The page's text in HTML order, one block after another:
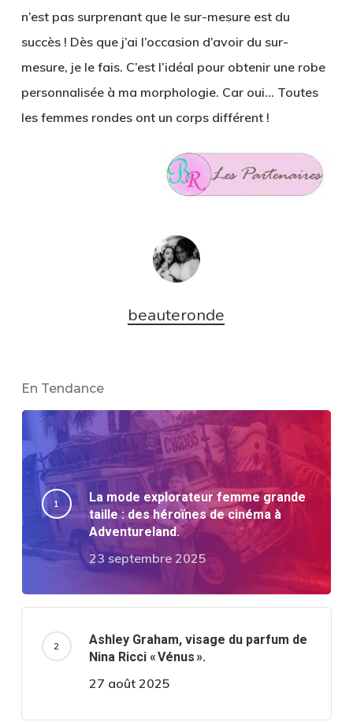
n’est pas surprenant que le sur-mesure est du
succès ! Dès que j’ai l’occasion d’avoir du sur-
mesure, je le fais. C’est l’idéal pour obtenir une robe
personnalisée à ma morphologie. Car oui… Toutes
les femmes rondes ont un corps différent !
beauteronde
En Tendance
La mode explorateur femme grande
taille : des héroïnes de cinéma à
Adventureland.
23 septembre 2025
Ashley Graham, visage du parfum de
Nina Ricci « Vénus ».
27 août 2025